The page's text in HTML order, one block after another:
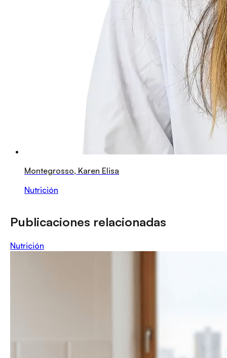
Montegrosso, Karen Elisa
Nutrición
Publicaciones relacionadas
Nutrición